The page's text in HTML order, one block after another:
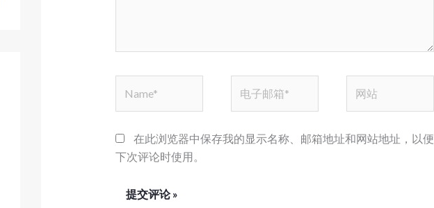
箱
站
在此浏览器中保存我的显示名称、邮箱地址和网站地址，以便
下次评论时使用。